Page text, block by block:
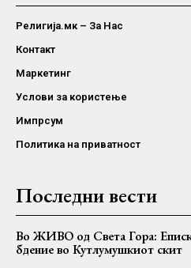
Религија.мк – За Нас
Контакт
Маркетинг
Услови за користење
Импрсум
Политика на приватност
Последни вести
Во ЖИВО од Света Гора:
бдение во Кутлумушкиот скит